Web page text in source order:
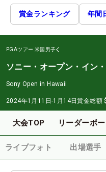
賞金ランキング 年間
PGAツアー 米国男子
ソニー・オープン・イン
Sony Open in Hawaii
2024年1月11日-1月14日賞金総額
大会TOP リーダーボ
ライブフォト 出場選手